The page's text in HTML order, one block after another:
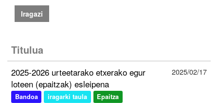
Iragazi
Titulua
2025-2026 urteetarako etxerako egur
loteen (epaitzak) esleipena
Bandoa iragarki taula Epaitza
2025/02/17